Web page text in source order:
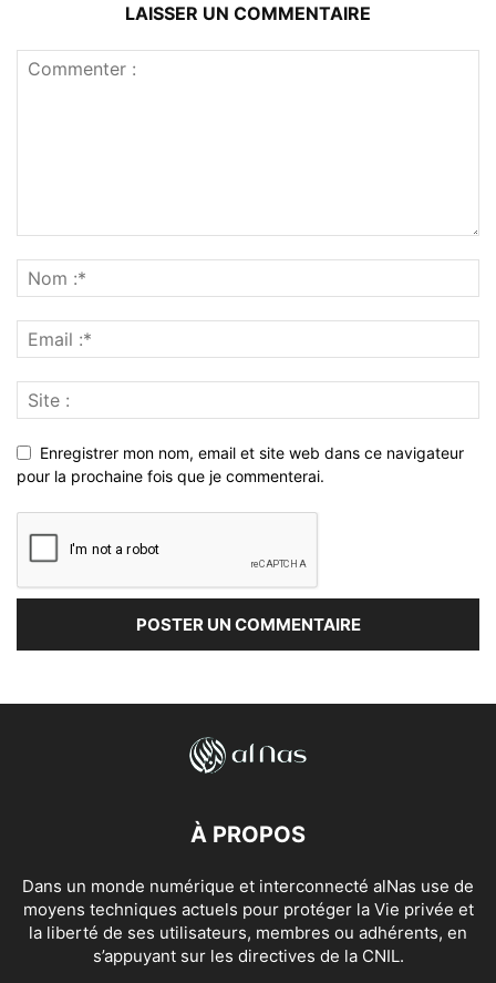
LAISSER UN COMMENTAIRE
Enregistrer mon nom, email et site web dans ce navigateur
pour la prochaine fois que je commenterai.
À PROPOS
Dans un monde numérique et interconnecté alNas use de
moyens techniques actuels pour protéger la Vie privée et
la liberté de ses utilisateurs, membres ou adhérents, en
s’appuyant sur les directives de la CNIL.